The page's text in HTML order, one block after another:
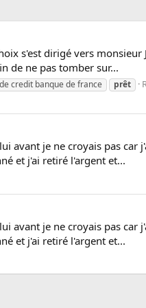
s'est dirigé vers monsieur
de ne pas tomber sur...
credit banque de france prêt
avant je ne croyais pas car
et j'ai retiré l'argent et...
avant je ne croyais pas car
et j'ai retiré l'argent et...